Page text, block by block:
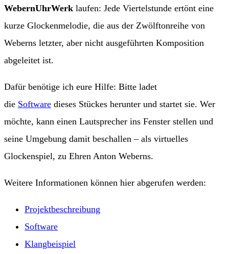
WebernUhrWerk laufen: Jede Viertelstunde ertönt eine
kurze Glockenmelodie, die aus der Zwölftonreihe von
Weberns letzter, aber nicht ausgeführten Komposition
abgeleitet ist.
Dafür benötige ich eure Hilfe: Bitte ladet
die Software dieses Stückes herunter und startet sie. Wer
möchte, kann einen Lautsprecher ins Fenster stellen und
seine Umgebung damit beschallen – als virtuelles
Glockenspiel, zu Ehren Anton Weberns.
Weitere Informationen können hier abgerufen werden:
Projektbeschreibung
Software
Klangbeispiel